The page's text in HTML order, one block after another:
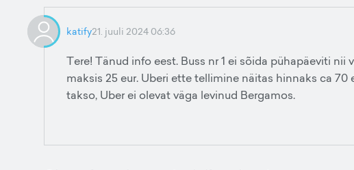
katify21. juuli 2024 06:36
Tere! Tänud info eest. Buss nr 1 ei sõida pühapäeviti
maksis 25 eur. Uberi ette tellimine näitas hinnaks ca
takso, Uber ei olevat väga levinud Bergamos.